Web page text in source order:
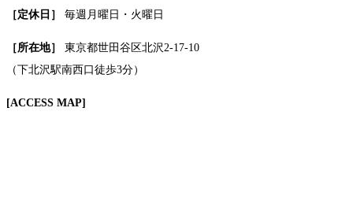
［定休日］ 毎週月曜日・火曜日
［所在地］
東京都世田谷区北沢2-17-10
（下北沢駅南西口徒歩3分）
[ACCESS MAP]